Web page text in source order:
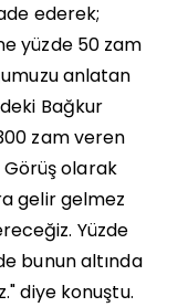
ederek;
yüzde 50 zam
anlatan
Bağkur
zam veren
Görüş olarak
gelir gelmez
Yüzde
bunun altında
diye konuştu.